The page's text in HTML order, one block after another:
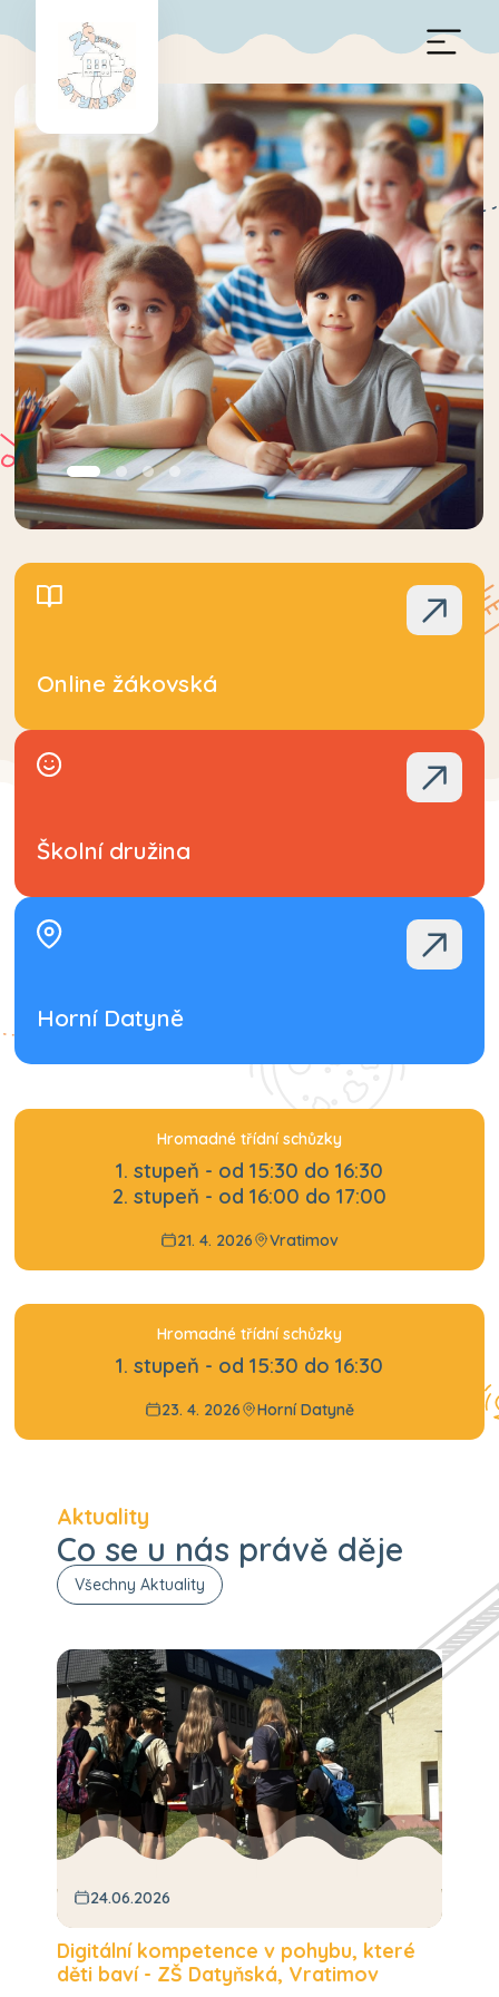
Online žákovská
Školní družina
Horní Datyně
Hromadné třídní schůzky
1. stupeň - od 15:30 do 16:30
2. stupeň - od 16:00 do 17:00
21. 4. 2026 Vratimov
Hromadné třídní schůzky
1. stupeň - od 15:30 do 16:30
23. 4. 2026 Horní Datyně
Aktuality
Co se u nás právě děje
Všechny Aktuality
24.06.2026
Digitální kompetence v pohybu, které
děti baví - ZŠ Datyňská, Vratimov